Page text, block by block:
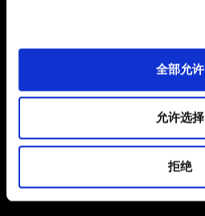
全部允许
允许选择
拒绝